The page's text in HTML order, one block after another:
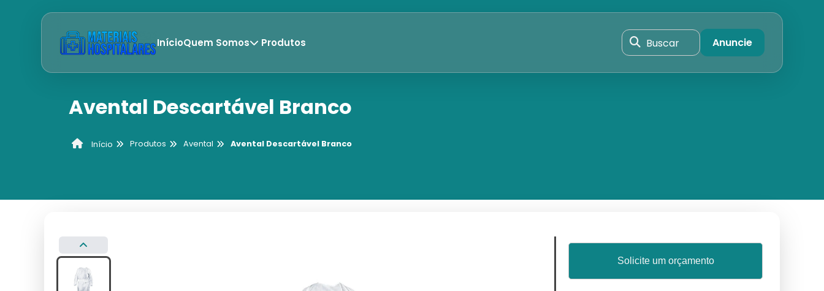
InícioQuem Somos Produtos Buscar Anuncie
Avental Descartável Branco
Início Produtos Avental Avental Descartável Branco
Solicite um orçamento